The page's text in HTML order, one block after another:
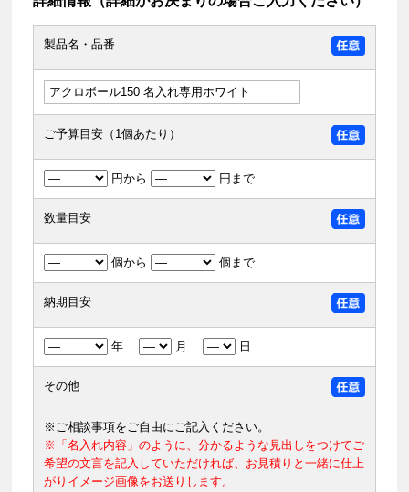
製品名・品番
ご予算目安（1個あたり）
円から 円まで
数量目安
個から 個まで
納期目安
年 月 日
その他
※ご相談事項をご自由にご記入ください。
※「名入れ内容」のように、分かるような見出しをつけてご
希望の文言を記入していただければ、お見積りと一緒に仕上
がりイメージ画像をお送りします。